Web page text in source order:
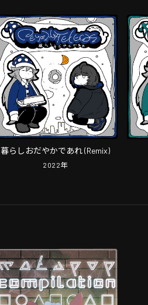
暮らしおだやかであれ (Remix)
2022年